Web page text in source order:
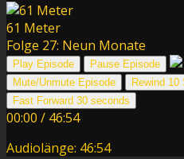
61 Meter
Folge 27: Neun Monate
Play Episode
Pause Episode
Mute/Unmute Episode
Rewind 10
Fast Forward 30 seconds
00:00 / 46:54
Audiolänge: 46:54